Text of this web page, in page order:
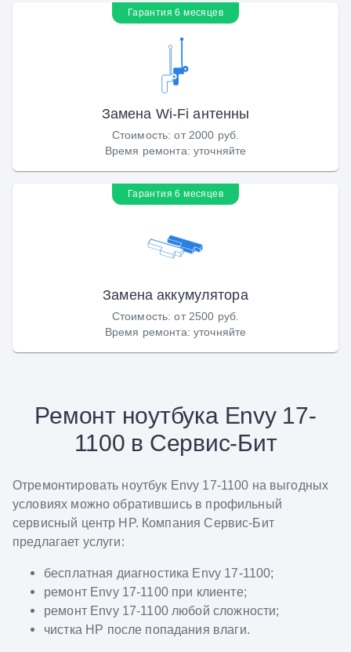
Гарантия 6 месяцев
Замена Wi-Fi антенны
Стоимость:от 2000 руб.
Время ремонта: уточняйте
Гарантия 6 месяцев
Замена аккумулятора
Стоимость:от 2500 руб.
Время ремонта: уточняйте
Ремонт ноутбука Envy 17-
1100 в Сервис-Бит
Отремонтировать ноутбук Envy 17-1100 на выгодных
условиях можно обратившись в профильный
сервисный центр HP. Компания Сервис-Бит
предлагает услуги:
бесплатная диагностика Envy 17-1100;
ремонт Envy 17-1100 при клиенте;
ремонт Envy 17-1100 любой сложности;
чистка HP после попадания влаги.